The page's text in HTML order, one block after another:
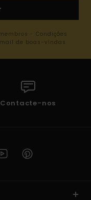
- Condições
de boas-vindas
Contacte-nos